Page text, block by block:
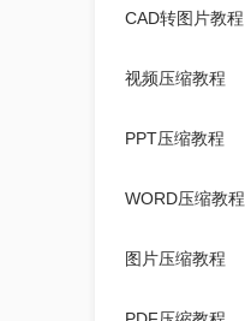
CAD转图片教程
视频压缩教程
PPT压缩教程
WORD压缩教程
图片压缩教程